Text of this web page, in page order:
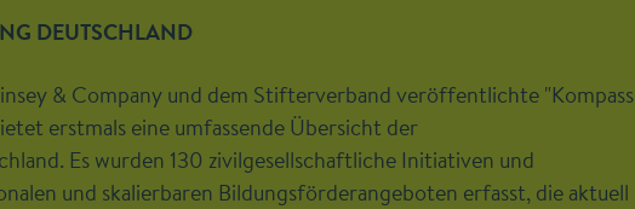
DEUTSCHLAND
& Company und dem Stifterverband veröffentlichte "Kompass
erstmals eine umfassende Übersicht der
Es wurden 130 zivilgesellschaftliche Initiativen und
und skalierbaren Bildungsförderangeboten erfasst, die aktuell